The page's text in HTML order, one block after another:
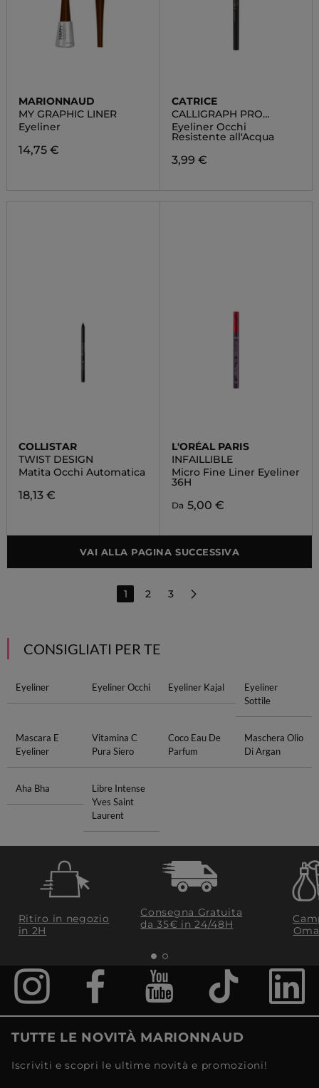
MARIONNAUD
MY GRAPHIC LINER
Eyeliner
14,75 €
CATRICE
CALLIGRAPH PRO
PRECISE 24H MATT
Eyeliner Occhi
Resistente all'Acqua
3,99 €
COLLISTAR
TWIST DESIGN
Matita Occhi Automatica
18,13 €
L'ORÉAL PARIS
INFAILLIBLE
Micro Fine Liner Eyeliner
36H
Da 5,00 €
VAI ALLA PAGINA SUCCESSIVA
1 2 3
CONSIGLIATI PER TE
Eyeliner Eyeliner Occhi Eyeliner Kajal
Eyeliner
Sottile
Mascara E
Eyeliner
Vitamina C
Pura Siero
Coco Eau De
Parfum
Maschera Olio
Di Argan
Aha Bha
Libre Intense
Yves Saint
Laurent
Ritiro in negozio
in 2H
Consegna Gratuita
da 35€​ in 24/48H
TUTTE LE NOVITÀ MARIONNAUD
Iscriviti e scopri le ultime novità e promozioni!